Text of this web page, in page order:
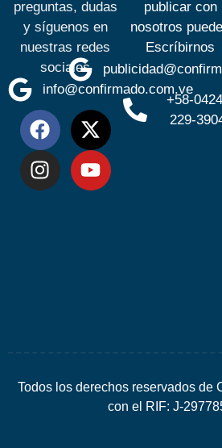
preguntas, dudas
y síguenos en
nuestras redes
sociales
info@confirmado.com.ve
publicar con
nosotros
Escríbirnos
+58-
229-
Todos los derechos reservados de
con el RIF: J-